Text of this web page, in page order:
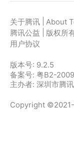
关于腾讯 About
腾讯公益
版权所
用户协议
版本号: 9.2.5
备案号: 粤B2-
主办者: 深圳市腾
Copyright